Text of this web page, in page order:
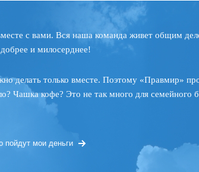
с вами. Вся наша команда живет общим
и милосерднее!
делать только вместе. Поэтому «Правмир»
Чашка кофе? Это не так много для семейного
пойдут мои деньги